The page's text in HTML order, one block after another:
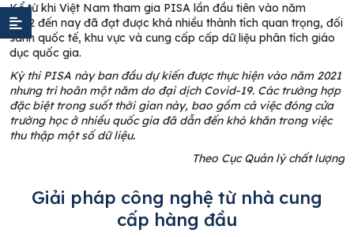
Kể từ khi Việt Nam tham gia PISA lần đầu tiên vào năm
2012 đến nay đã đạt được khá nhiều thành tích quan trọng, đối
sánh quốc tế, khu vực và cung cấp cấp dữ liệu phân tích giáo
dục quốc gia.
Kỳ thi PISA này ban đầu dự kiến được thực hiện vào năm 2021
nhưng trì hoãn một năm do đại dịch Covid-19. Các trường hợp
đặc biệt trong suốt thời gian này, bao gồm cả việc đóng cửa
trường học ở nhiều quốc gia đã dẫn đến khó khăn trong việc
thu thập một số dữ liệu.
Theo Cục Quản lý chất lượng
Giải pháp công nghệ từ nhà cung
cấp hàng đầu